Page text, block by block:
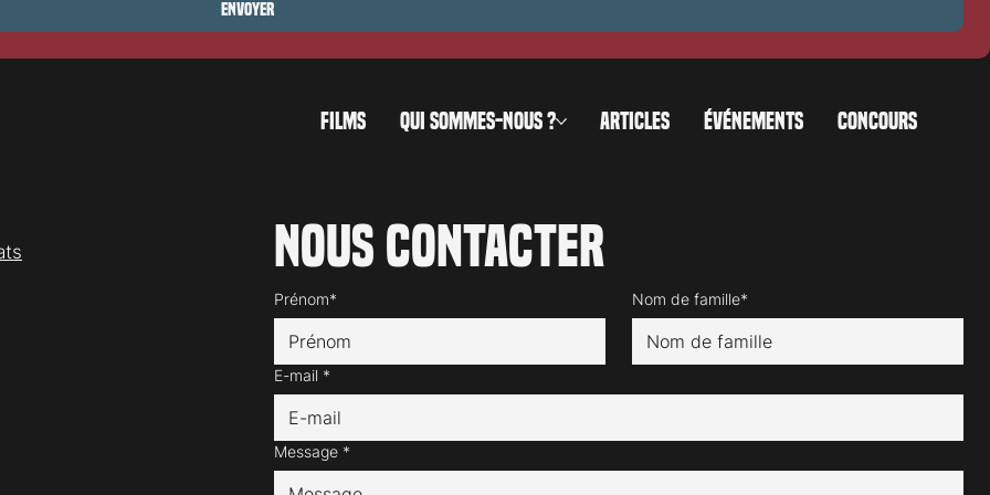
Envoyer
FILMS QUI SOMMES-NOUS ? ARTICLES ÉVÉNEMENTS CONCOURS
Nous contacter
Prénom* Nom de famille*
E-mail *
Message *